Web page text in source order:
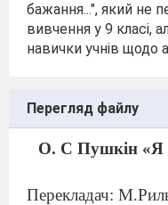
бажання...", який не
вивчення у 9 класі,
навички учнів щодо
Перегляд файлу
О. С Пушкін «Я
Перекладач: